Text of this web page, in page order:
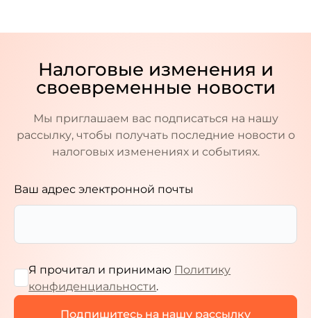
Налоговые изменения и
своевременные новости
Мы приглашаем вас подписаться на нашу
рассылку, чтобы получать последние новости о
налоговых изменениях и событиях.
Ваш адрес электронной почты
Я прочитал и принимаю Политику
конфиденциальности.